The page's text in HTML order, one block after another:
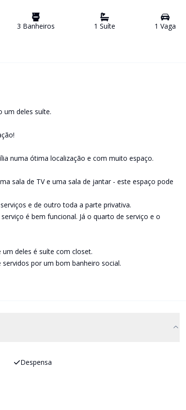
3 Banheiros 1 Suíte 1 Vaga
um deles suíte.
numa ótima localização e com muito espaço.
sala de TV e uma sala de jantar - este espaço pode
e de outro toda a parte privativa.
é bem funcional. Já o quarto de serviço e o
deles é suíte com closet.
por um bom banheiro social.
Despensa